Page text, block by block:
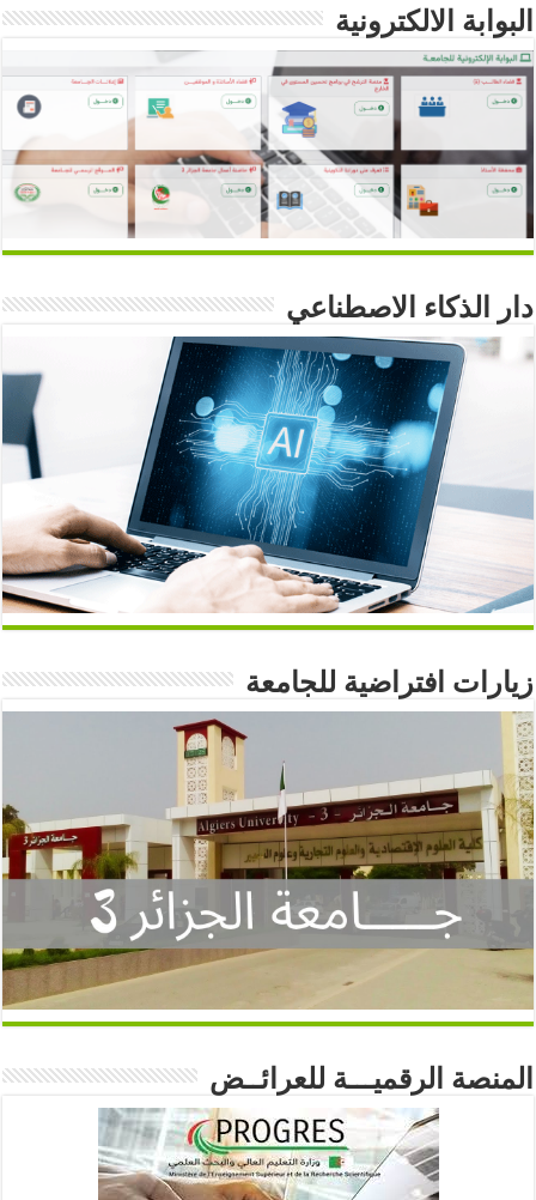
البوابة الالكترونية
دار الذكاء الاصطناعي
زيارات افتراضية للجامعة
المنصة الرقميـــة للعرائــض